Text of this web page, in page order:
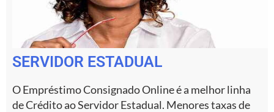
SERVIDOR ESTADUAL
O Empréstimo Consignado Online é a melhor linha
de Crédito ao Servidor Estadual. Menores taxas de